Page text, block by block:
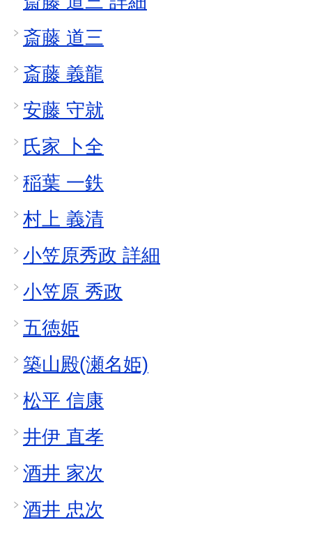
斎藤 道三
斎藤 義龍
安藤 守就
氏家 卜全
稲葉 一鉄
村上 義清
小笠原秀政 詳細
小笠原 秀政
五徳姫
築山殿(瀬名姫)
松平 信康
井伊 直孝
酒井 家次
酒井 忠次